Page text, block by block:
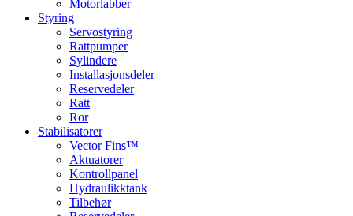
Motorlabber
Styring
Servostyring
Rattpumper
Sylindere
Installasjonsdeler
Reservedeler
Ratt
Ror
Stabilisatorer
Vector Fins™
Aktuatorer
Kontrollpanel
Hydraulikktank
Tilbehør